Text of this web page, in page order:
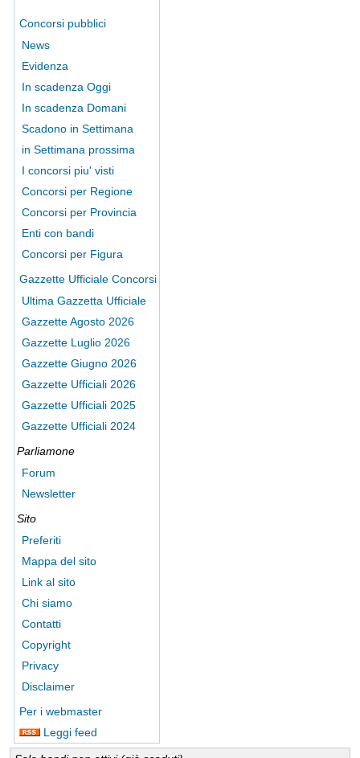
Concorsi pubblici
News
Evidenza
In scadenza Oggi
In scadenza Domani
Scadono in Settimana
in Settimana prossima
I concorsi piu' visti
Concorsi per Regione
Concorsi per Provincia
Enti con bandi
Concorsi per Figura
Gazzette Ufficiale Concorsi
Ultima Gazzetta Ufficiale
Gazzette Agosto 2026
Gazzette Luglio 2026
Gazzette Giugno 2026
Gazzette Ufficiali 2026
Gazzette Ufficiali 2025
Gazzette Ufficiali 2024
Parliamone
Forum
Newsletter
Sito
Preferiti
Mappa del sito
Link al sito
Chi siamo
Contatti
Copyright
Privacy
Disclaimer
Per i webmaster
Leggi feed